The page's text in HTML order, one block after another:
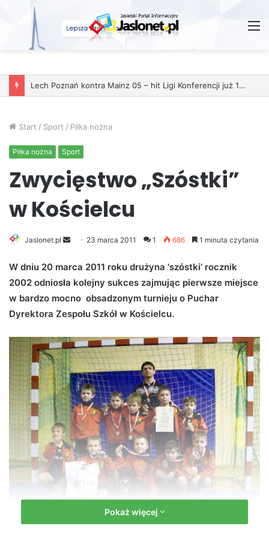
Lech Poznań kontra Mainz 05 – hit Ligi Konferencji już 11 grudnia
Start / Sport / Piłka nożna
Piłka nożna Sport
Zwycięstwo „Szóstki”
w Kościelcu
Jaslonet.pl
n
a
n
m
a
i
l
23 marca 2011 1 686 1 minuta czytania
W dniu 20 marca 2011 roku drużyna 'szóstki’ rocznik
2002 odniosła kolejny sukces zajmując pierwsze miejsce
w bardzo mocno obsadzonym turnieju o Puchar
Dyrektora Zespołu Szkół w Kościelcu.
Pokaż więcej